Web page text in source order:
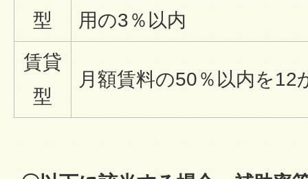
型
用の3％以内
賃貸
型
月額賃料の50％以内を12